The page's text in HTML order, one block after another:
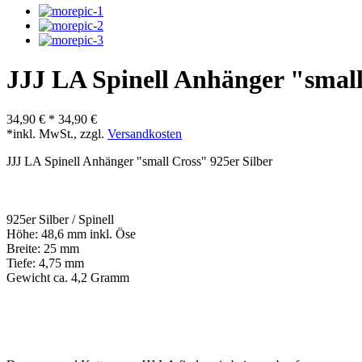
JJJ LA Spinell Anhänger
34,90 € * 34,90 €
*inkl. MwSt., zzgl. Versandkosten
JJJ LA Spinell Anhänger "small Cross" 925er Silber
925er Silber / Spinell
Höhe: 48,6 mm inkl. Öse
Breite: 25 mm
Tiefe: 4,75 mm
Gewicht ca. 4,2 Gramm